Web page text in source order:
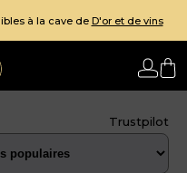
à la cave de D'or et de vins
Trustpilot